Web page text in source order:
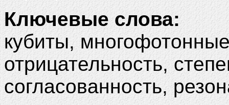
Ключевые слова:
кубиты,
отрицательность,
согласованность,